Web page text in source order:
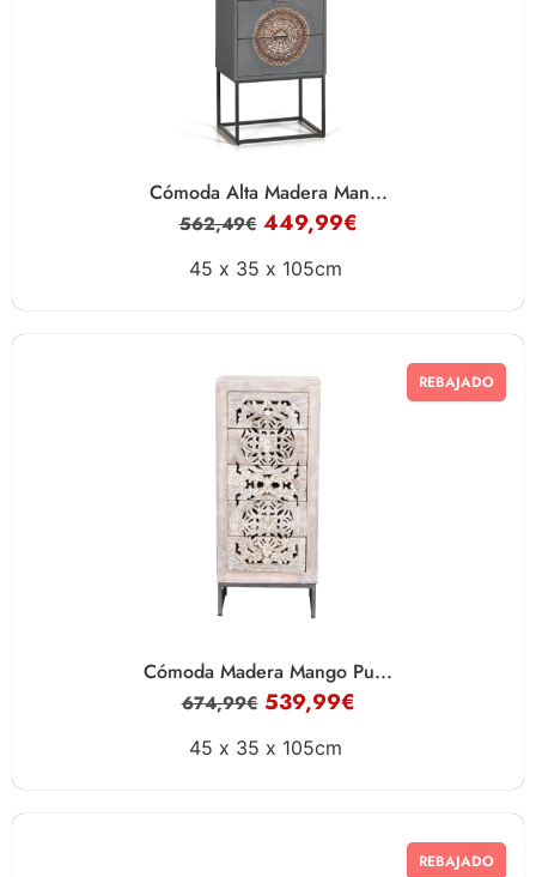
Cómoda Alta Madera Man...
562,49€ 449,99€
45 x 35 x 105cm
REBAJADO
Cómoda Madera Mango Pu...
674,99€ 539,99€
45 x 35 x 105cm
REBAJADO